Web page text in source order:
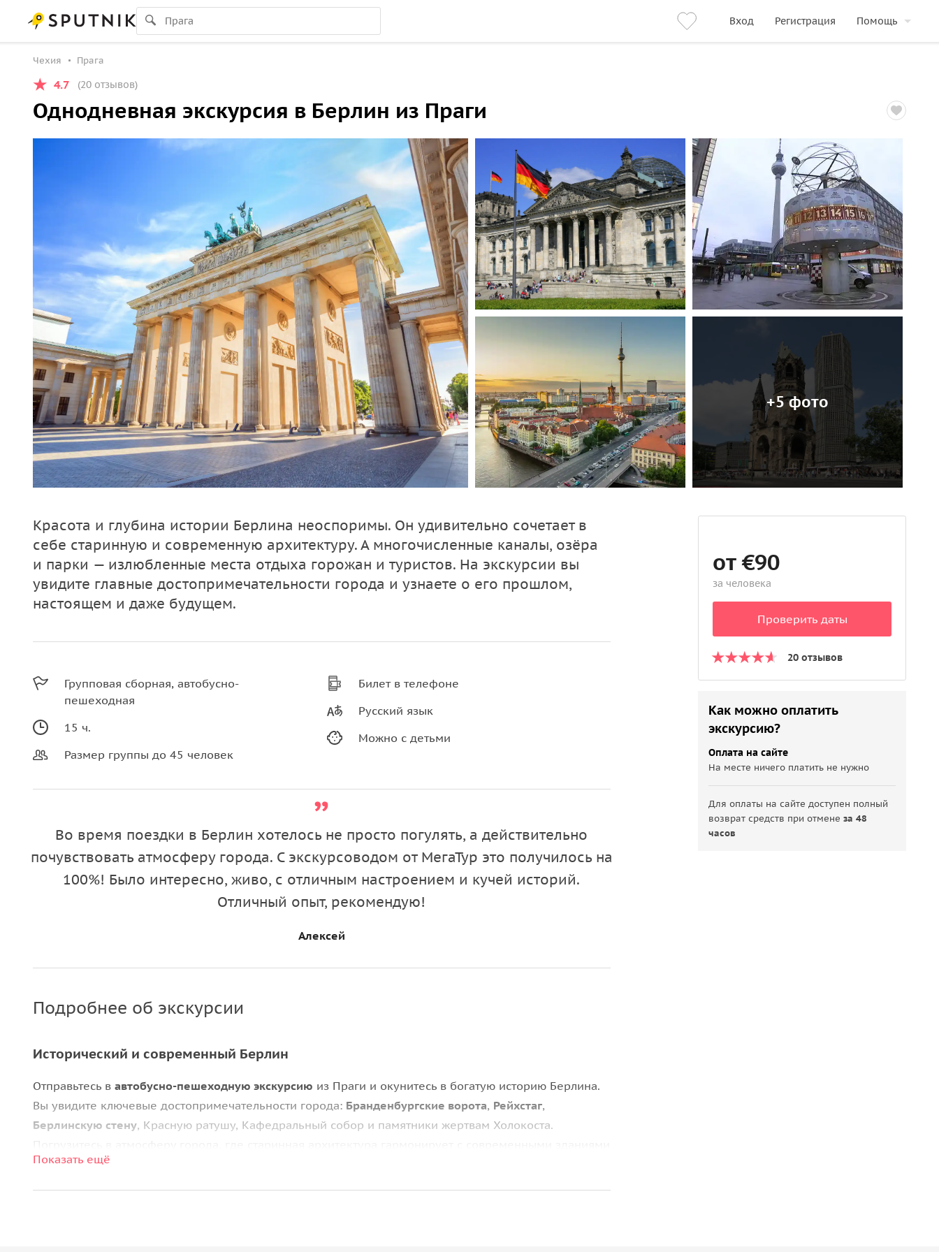
Вход Регистрация Помощь
Чехия Прага
4.7 (20 отзывов)
Однодневная экскурсия в Берлин из Праги
+5 фото
Красота и глубина истории Берлина неоспоримы. Он удивительно сочетает в
себе старинную и современную архитектуру. А многочисленные каналы, озёра
и парки — излюбленные места отдыха горожан и туристов. На экскурсии вы
увидите главные достопримечательности города и узнаете о его прошлом,
настоящем и даже будущем.
Групповая сборная, автобусно-
пешеходная
15 ч.
Размер группы до 45 человек
Билет в телефоне
Русский язык
Можно с детьми
Во время поездки в Берлин хотелось не просто погулять, а действительно
почувствовать атмосферу города. С экскурсоводом от МегаТур это получилось на
100%! Было интересно, живо, с отличным настроением и кучей историй.
Отличный опыт, рекомендую!
Алексей
Подробнее об экскурсии
Исторический и современный Берлин
Отправьтесь в автобусно-пешеходную экскурсию из Праги и окунитесь в богатую историю Берлина.
Вы увидите ключевые достопримечательности города: Бранденбургские ворота, Рейхстаг,
Берлинскую стену, Красную ратушу, Кафедральный собор и памятники жертвам Холокоста.
и культурными объектами.
Показать ещё
от €90
за человека
Проверить даты
20 отзывов
Как можно оплатить
экскурсию?
Оплата на сайте
На месте ничего платить не нужно
Для оплаты на сайте доступен полный
возврат средств при отменеза 48
часов